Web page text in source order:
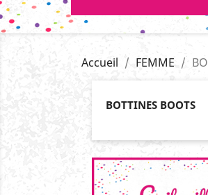
Accueil FEMME
BOTTINES BOOTS